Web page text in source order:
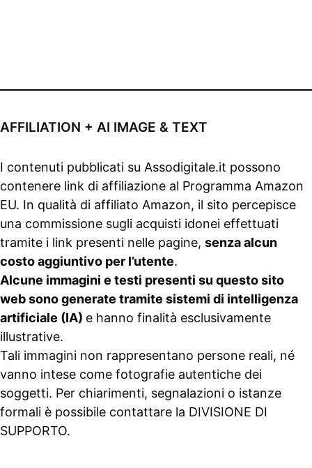
AFFILIATION + AI IMAGE & TEXT
I contenuti pubblicati su Assodigitale.it possono
contenere link di affiliazione al Programma Amazon
EU. In qualità di affiliato Amazon, il sito percepisce
una commissione sugli acquisti idonei effettuati
tramite i link presenti nelle pagine, senza alcun
costo aggiuntivo per l’utente.
Alcune immagini e testi presenti su questo sito
web sono generate tramite sistemi di intelligenza
artificiale (IA) e hanno finalità esclusivamente
illustrative.
Tali immagini non rappresentano persone reali, né
vanno intese come fotografie autentiche dei
soggetti. Per chiarimenti, segnalazioni o istanze
formali è possibile contattare la DIVISIONE DI
SUPPORTO.